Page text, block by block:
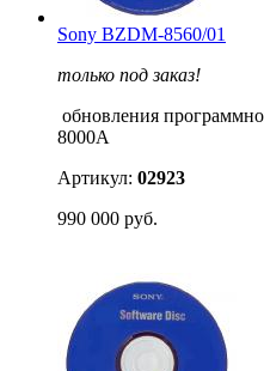
Sony BZDM-8560/01
только под заказ!
обновления
8000A
Артикул: 02923
990 000 руб.